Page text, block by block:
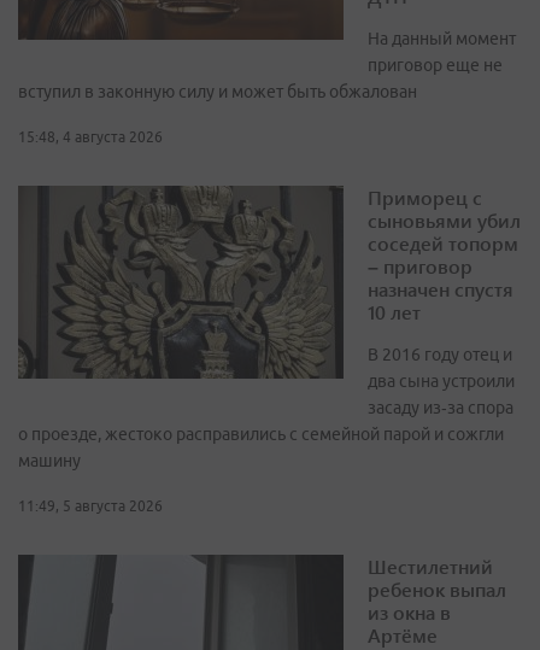
На данный момент
приговор еще не
вступил в законную силу и может быть обжалован
15:48, 4 августа 2026
Приморец с
сыновьями убил
соседей топорм
– приговор
назначен спустя
10 лет
В 2016 году отец и
два сына устроили
засаду из‑за спора
о проезде, жестоко расправились с семейной парой и сожгли
машину
11:49, 5 августа 2026
Шестилетний
ребенок выпал
из окна в
Артёме